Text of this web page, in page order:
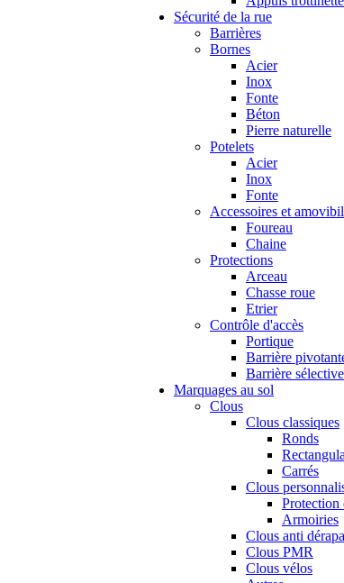
Sécurité de la rue
Barrières
Bornes
Acier
Inox
Fonte
Béton
Pierre naturelle
Potelets
Acier
Inox
Fonte
Accessoires et
Foureau
Chaine
Protections
Arceau
Chasse roue
Etrier
Contrôle d'accès
Portique
Barrière
Barrière sélective
Marquages au sol
Clous
Clous classiques
Ronds
Carrés
Clous
Protection
Armoiries
Clous anti
Clous PMR
Clous vélos